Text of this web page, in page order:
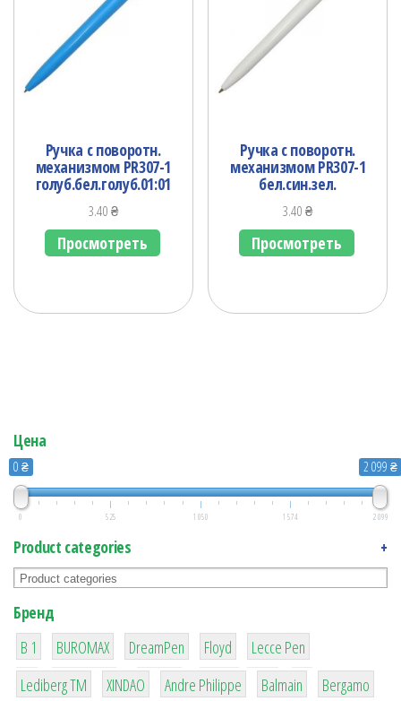
Ручка с поворотн.
механизмом PR307-1
голуб.бел.голуб.01:01
3.40₴
Просмотреть
Ручка с поворотн.
механизмом PR307-1
бел.син.зел.
3.40₴
Просмотреть
Цена
0 ₴ 2 099 ₴
0 525 1 050 1 574 2 099
Product categories +
Бренд
B 1
1
BUROMAX
1
DreamPen
2
Floyd
2
Lecce Pen
3
Lediberg ТМ
3
XINDAO
1
Andre Philippe
4
Balmain
26
Bergamo